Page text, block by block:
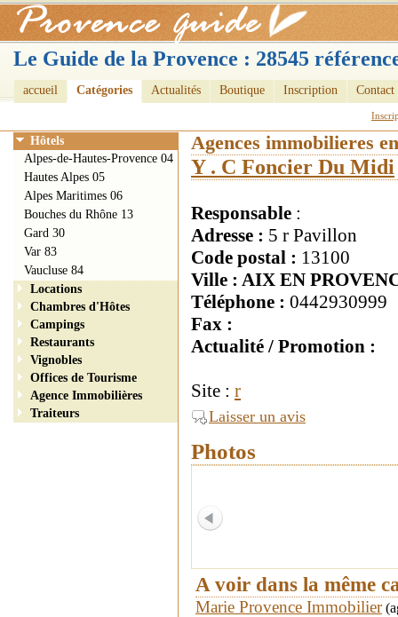
Le Guide de la Provence : 28545
accueil Catégories Actualités Boutique Inscription Contact
Agences immobilieres
Y . C Foncier Du Midi
Responsable :
Adresse : 5 r Pavillon
Code postal : 13100
Ville : AIX EN
Téléphone : 0442930999
Fax :
Actualité / Promotion :
Site : r
Laisser un avis
Photos
A voir dans la même
Marie Provence Immobilier
Hôtels
Alpes-de-Hautes-Provence 04
Hautes Alpes 05
Alpes Maritimes 06
Bouches du Rhône 13
Gard 30
Var 83
Vaucluse 84
Locations
Chambres d'Hôtes
Campings
Restaurants
Vignobles
Offices de Tourisme
Agence Immobilières
Traiteurs